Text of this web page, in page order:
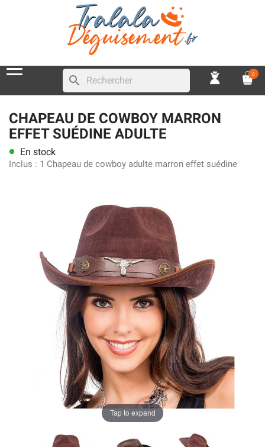
search 0
CHAPEAU DE COWBOY MARRON
EFFET SUÉDINE ADULTE
lens En stock
Inclus : 1 Chapeau de cowboy adulte marron effet suédine
Tap to expand